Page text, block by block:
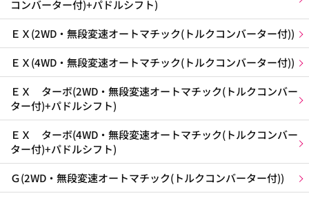
コンバーター付)+パドルシフト)
ＥＸ(2WD・無段変速オートマチック(トルクコンバーター付))
ＥＸ(4WD・無段変速オートマチック(トルクコンバーター付))
ＥＸ ターボ(2WD・無段変速オートマチック(トルクコンバー
ター付)+パドルシフト)
ＥＸ ターボ(4WD・無段変速オートマチック(トルクコンバー
ター付)+パドルシフト)
Ｇ(2WD・無段変速オートマチック(トルクコンバーター付))